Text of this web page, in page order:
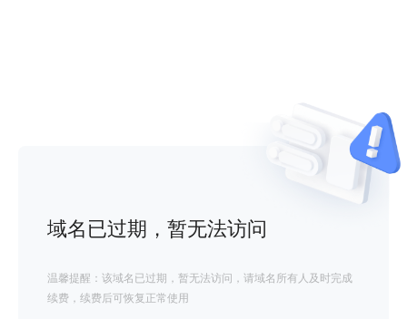
域名已过期，暂无法访问
温馨提醒：该域名已过期，暂无法访问，请域名所有人及时完成
续费，续费后可恢复正常使用